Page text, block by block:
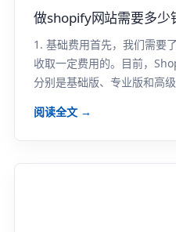
做shopify网站需要多少
1. 基础费用首先，我们需要
收取一定费用的。目前，
分别是基础版、专业版和高
阅读全文 →